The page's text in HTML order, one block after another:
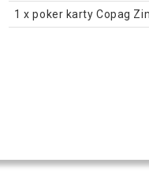
1 x poker karty Copag